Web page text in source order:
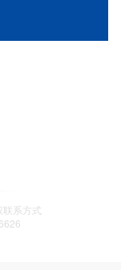
系方式